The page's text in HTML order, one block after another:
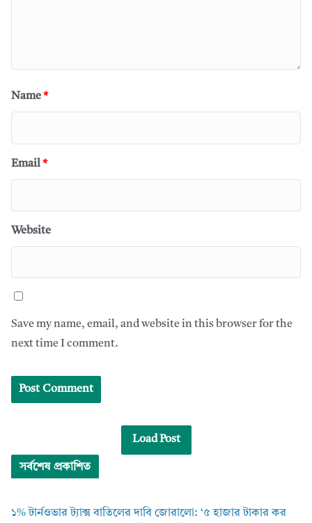
Name*
Email*
Website
Save my name, email, and website in this browser for the
next time I comment.
Load Post
সর্বশেষ প্রকাশিত
১% টার্নওভার ট্যাক্স বাতিলের দাবি জোরালো: ‘৫ হাজার টাকার কর